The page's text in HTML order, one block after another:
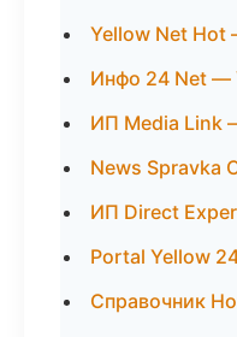
Yellow Net
Инфо 24 Net —
ИП Media Link
News Spravka
ИП Direct
Portal Yellow
Справочник